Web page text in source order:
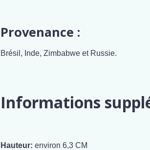
Provenance :
Brésil, Inde, Zimbabwe et Russie.
Informations
Hauteur: environ 6,3 CM